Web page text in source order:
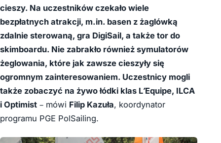
cieszy. Na uczestników czekało wiele
bezpłatnych atrakcji, m.in. basen z żaglówką
zdalnie sterowaną, gra DigiSail, a także tor do
skimboardu. Nie zabrakło również symulatorów
żeglowania, które jak zawsze cieszyły się
ogromnym zainteresowaniem. Uczestnicy mogli
także zobaczyć na żywo łódki klas L’Equipe, ILCA
i Optimist – mówi Filip Kazuła, koordynator
programu PGE PolSailing.